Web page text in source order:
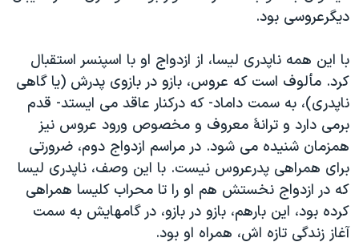
دیگرعروسی بود.
با این همه ناپدری لیسا، از ازدواج او با اسپنسر استقبال
کرد. مألوف است که عروس، بازو در بازوی پدرش (یا گاهی
ناپدری)، به سمت داماد- که درکنار عاقد می ایستد- قدم
برمی دارد و ترانۀ معروف و مخصوص ورود عروس نیز
همزمان شنیده می شود. در مراسم ازدواج دوم، ضرورتی
برای همراهی پدرعروس نیست. با این وصف، ناپدری لیسا
که در ازدواج نخستش هم او را تا محراب کلیسا همراهی
کرده بود، این بارهم، بازو در بازو، در گامهایش به سمت
آغاز زندگی تازه اش، همراه او بود.